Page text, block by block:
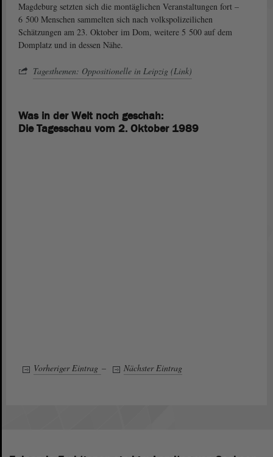
Magdeburg setzten sich die montäglichen Veranstaltungen fort –
6 500 Menschen sammelten sich nach volkspolizeilichen
Schätzungen am 23. Oktober im Dom, weitere 5 500 auf dem
Domplatz und in dessen Nähe.
Tagesthemen: Oppositionelle in Leipzig (Link)
Was in der Welt noch geschah:
Die Tagesschau vom 2. Oktober 1989
Vorheriger Eintrag – Nächster Eintrag